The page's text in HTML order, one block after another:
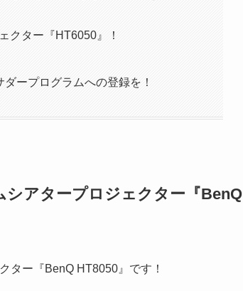
クター『HT6050』！
ープログラムへの登録を！
アタープロジェクター『BenQ
ター『BenQ HT8050』です！